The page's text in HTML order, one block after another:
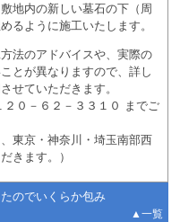
地内の新しい墓石の下（周
るように施工いたします。
法のアドバイスや、実際の
とが異なりますので、詳し
せていただきます。
２０－６２－３３１０ までご
東京・神奈川・埼玉南部西
きます。）
のでいくらか包み
▲一覧